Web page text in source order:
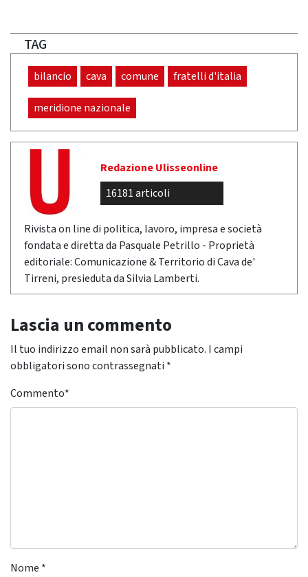
TAG
bilancio cava comune fratelli d'italia
meridione nazionale
Redazione Ulisseonline
16181 articoli
Rivista on line di politica, lavoro, impresa e società
fondata e diretta da Pasquale Petrillo - Proprietà
editoriale: Comunicazione & Territorio di Cava de'
Tirreni, presieduta da Silvia Lamberti.
Lascia un commento
Il tuo indirizzo email non sarà pubblicato. I campi
obbligatori sono contrassegnati *
Commento*
Nome *